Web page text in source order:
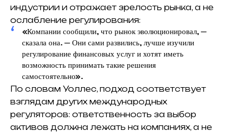
индустрии и отражает зрелость рынка, а не
ослабление регулирования:
«Компании сообщили, что рынок эволюционировал, —
сказала она. — Они сами развились, лучше изучили
регулирование финансовых услуг и хотят иметь
возможность принимать такие решения
самостоятельно».
По словам Уоллес, подход соответствует
взглядам других международных
регуляторов: ответственность за выбор
активов должна лежать на компаниях, а не